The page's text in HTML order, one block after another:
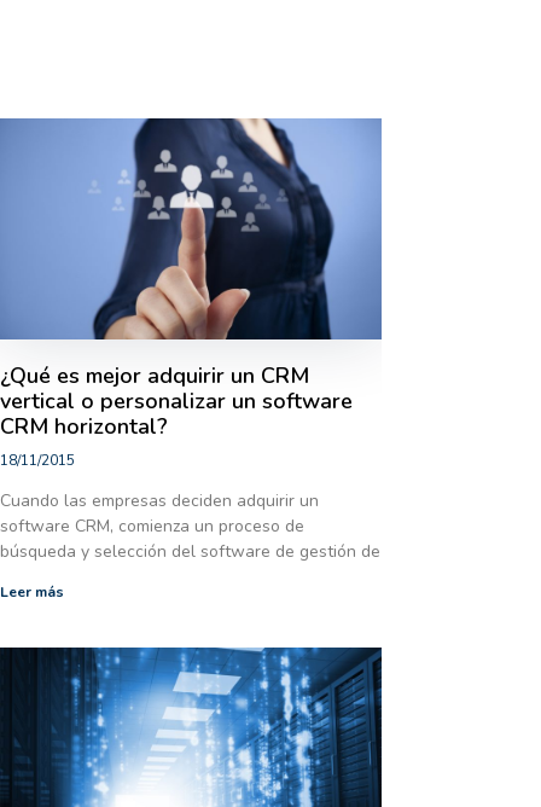
¿Qué es mejor adquirir un CRM
vertical o personalizar un software
CRM horizontal?
18/11/2015
Cuando las empresas deciden adquirir un
software CRM, comienza un proceso de
búsqueda y selección del software de gestión de
Leer más